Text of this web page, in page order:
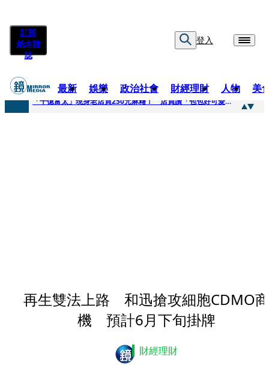
訂閱
紙本雜
誌
登入
最新 娛樂 政治社會 財經理財 人物 美
快訊
「千億富太」現身老店買250元麻糬！ 店員讚「包包好可愛」她笑回：我自己做的
再生雙法上路 和迅搶攻細胞CDMO商
機 預計6月下旬掛牌
財經理財